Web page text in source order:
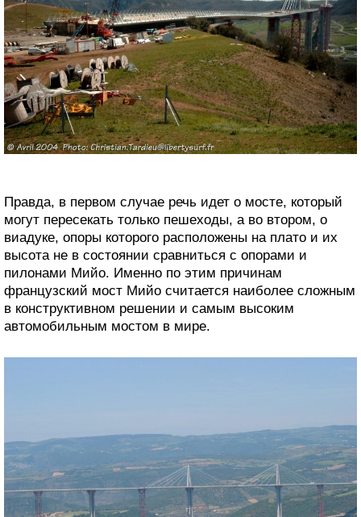
Правда, в первом случае речь идет о мосте, который
могут пересекать только пешеходы, а во втором, о
виадуке, опоры которого расположены на плато и их
высота не в состоянии сравниться с опорами и
пилонами Мийо. Именно по этим причинам
французский мост Мийо считается наиболее сложным
в конструктивном решении и самым высоким
автомобильным мостом в мире.